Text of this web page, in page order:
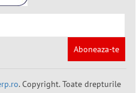
Aboneaza-te
. Copyright. Toate drepturile